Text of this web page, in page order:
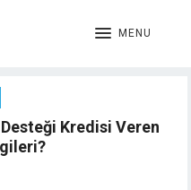
MENU
Kredisi Veren